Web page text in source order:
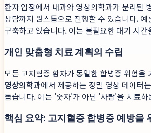
환자 입장에서 내과와 영상의학과가 분리된
상담까지 원스톱으로 진행할 수 있습니다. 예
구축하고 있습니다. 이는 불필요한 대기 시
개인 맞춤형 치료 계획의 수립
모든 고지혈증 환자가 동일한 합병증 위험을
영상의학과에서 제공하는 정밀 영상 데이터
돕습니다. 이는 '숫자'가 아닌 '사람'을 치료
핵심 요약: 고지혈증 합병증 예방을